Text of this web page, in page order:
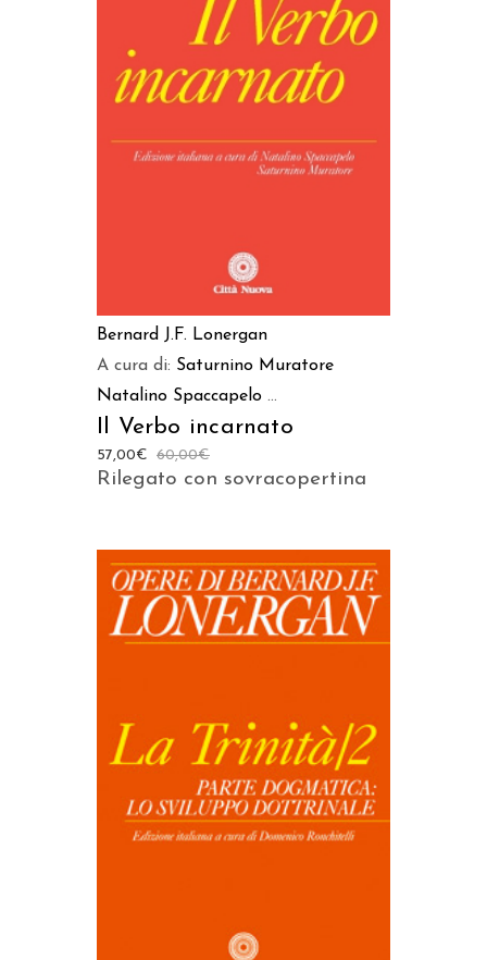
AGGIUNGI AL CARRELLO
Bernard J.F. Lonergan
A cura di: Saturnino Muratore
Natalino Spaccapelo ...
Il Verbo incarnato
60,00€
57,00€
Rilegato con sovracopertina